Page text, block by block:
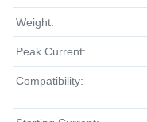
Weight:
Peak Current:
Compatibility: